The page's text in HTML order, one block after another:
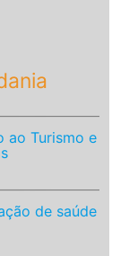
ao Turismo e
de saúde